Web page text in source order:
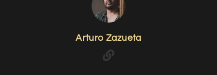
Arturo Zazueta